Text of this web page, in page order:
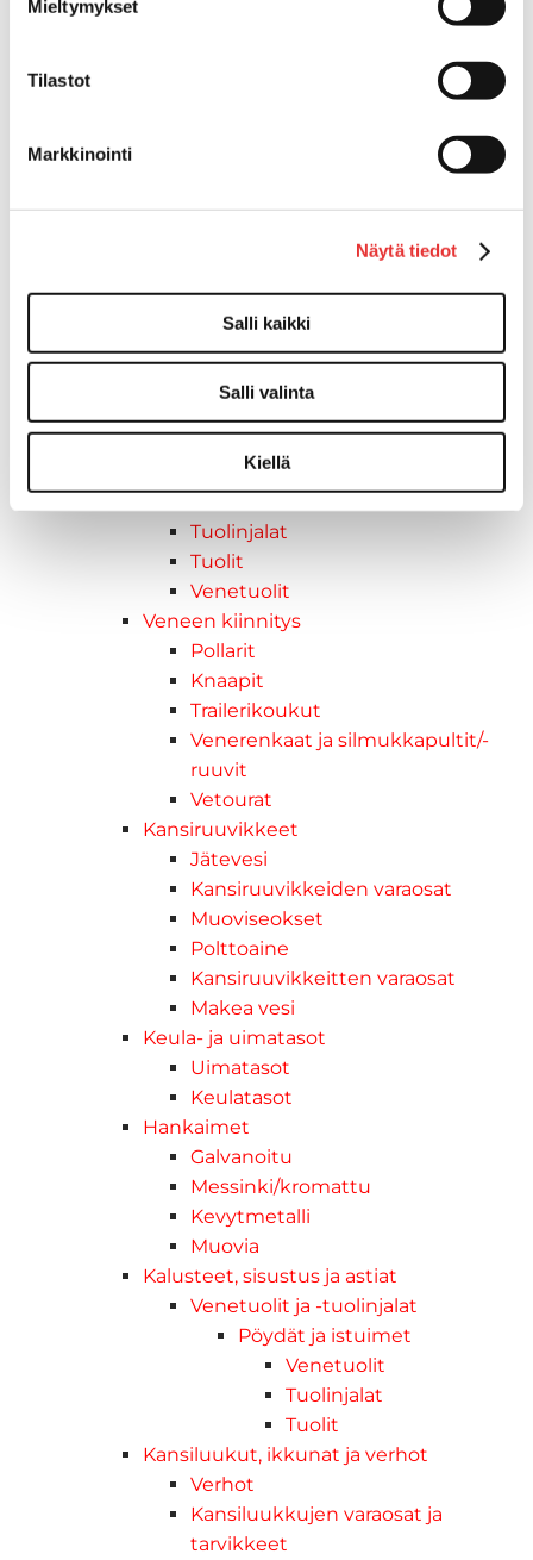
Mieltymykset
Tilastot
Markkinointi
Näytä tiedot
Salli kaikki
Salli valinta
Kiellä
Reuna-, köli-, törmäyslistat ja kansikate
SUP-laudan telineet
Kuljetusrampit
Askelmat
Kuljetusramppien tarvikkeet
Taavetit
Venetuolit ja -tuolinjalat
Tuolinjalat
Tuolit
Venetuolit
Veneen kiinnitys
Pollarit
Knaapit
Trailerikoukut
Venerenkaat ja silmukkapultit/-
ruuvit
Vetourat
Kansiruuvikkeet
Jätevesi
Kansiruuvikkeiden varaosat
Muoviseokset
Polttoaine
Kansiruuvikkeitten varaosat
Makea vesi
Keula- ja uimatasot
Uimatasot
Keulatasot
Hankaimet
Galvanoitu
Messinki/kromattu
Kevytmetalli
Muovia
Kalusteet, sisustus ja astiat
Venetuolit ja -tuolinjalat
Pöydät ja istuimet
Venetuolit
Tuolinjalat
Tuolit
Kansiluukut, ikkunat ja verhot
Verhot
Kansiluukkujen varaosat ja
tarvikkeet